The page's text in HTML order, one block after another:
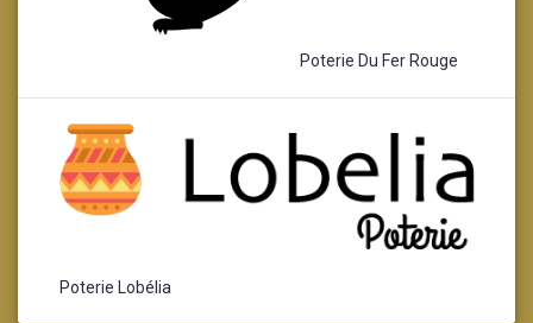
Poterie Du Fer Rouge
Poterie Lobélia